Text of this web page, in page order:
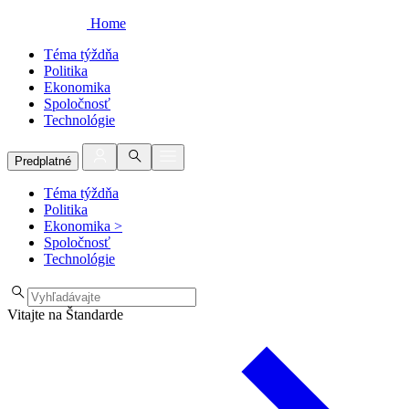
Home
Téma týždňa
Politika
Ekonomika
Spoločnosť
Technológie
Predplatné
Téma týždňa
Politika
Ekonomika >
Spoločnosť
Technológie
Vitajte na Štandarde